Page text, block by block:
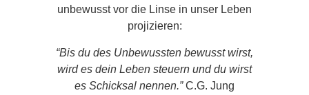
unbewusst vor die Linse in unser Leben
projizieren:
“Bis du des Unbewussten bewusst wirst,
wird es dein Leben steuern und du wirst
es Schicksal nennen.”C.G. Jung